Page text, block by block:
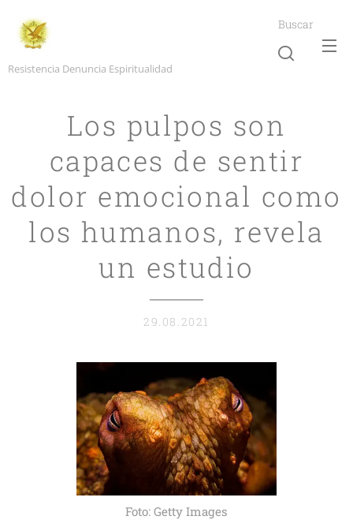
Resistencia Denuncia Espiritualidad
Buscar
Los pulpos son
capaces de sentir
dolor emocional como
los humanos, revela
un estudio
29.08.2021
Foto: Getty Images